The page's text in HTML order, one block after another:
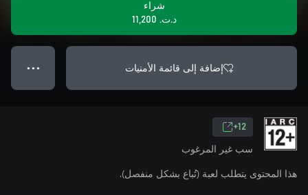
شراء
د.ت.‏ 11,200
إضافة إلى قائمة الأمنيات ● ● ●
12+
سب غير المرغوب
هذا المحتوى يتطلب لعبة (تُباع بشكل منفصل).